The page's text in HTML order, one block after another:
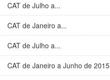
CAT de Julho a...
CAT de Janeiro a...
CAT de Julho a...
CAT de Janeiro a Junho de 2015